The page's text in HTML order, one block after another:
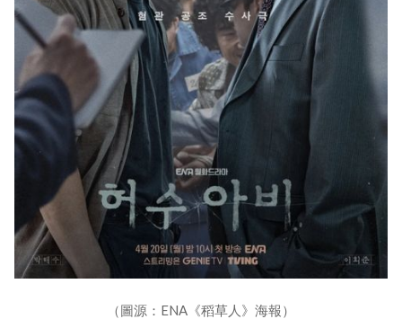
（圖源：ENA《稻草人》海報）